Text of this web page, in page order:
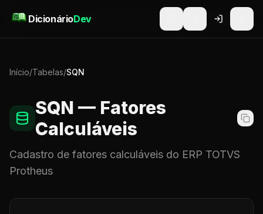
DicionárioDev
Início/Tabelas/SQN
SQN — Fatores
Calculáveis
Cadastro de fatores calculáveis do ERP TOTVS
Protheus